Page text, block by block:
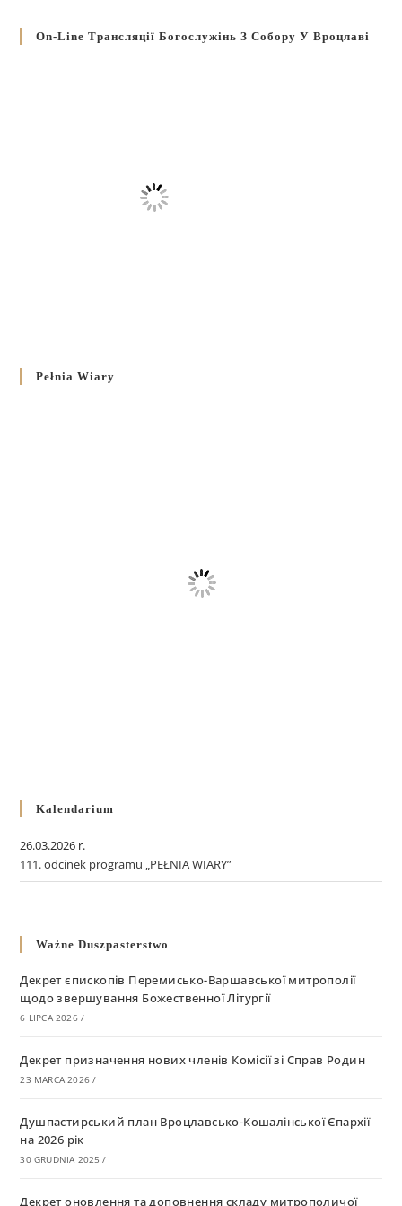
On-Line Трансляції Богослужінь З Собору У Вроцлаві
Pełnia Wiary
Kalendarium
26.03.2026 r.
111. odcinek programu „PEŁNIA WIARY”
Ważne Duszpasterstwo
Декрет єпископів Перемисько-Варшавської митрополії
щодо звершування Божественної Літургії
6 LIPCA 2026 /
Декрет призначення нових членів Комісії зі Справ Родин
23 MARCA 2026 /
Душпастирський план Вроцлавсько-Кошалінської Єпархії
на 2026 рік
30 GRUDNIA 2025 /
Декрет оновлення та доповнення складу митрополичої